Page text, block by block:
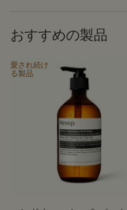
おすすめの製品
愛され続け
る製品